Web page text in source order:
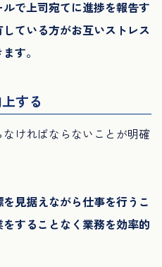
で上司宛てに進捗を報告す
ている方がお互いストレス
す。
する
ければならないことが明確
見据えながら仕事を行うこ
することなく業務を効率的